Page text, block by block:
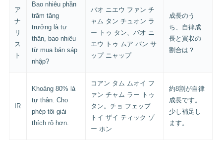
ア
ナ
リ
ス
ト
Bao nhiêu phần
trăm tăng
trưởng là tự
thân, bao nhiêu
từ mua bán sáp
nhập?
バオ ニエウ ファン チ
ャム タン チュオン ラ
ー トゥ タン、バオ ニ
エウ トゥ ムア バン サ
ップ ニャップ
成長のう
ち、自律成
長と買収の
割合は？
IR
Khoảng 80% là
tự thân. Cho
phép tôi giải
thích rõ hơn.
コアン タム ムオイ フ
ァン チャム ラー トゥ
タン。チョ フェップ
トイ ザイ ティック ゾ
ー ホン
約8割が自律
成長です。
少し補足し
ます。